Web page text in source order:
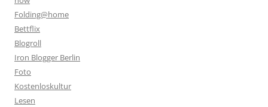
Folding@home
Bettflix
Blogroll
Iron Blogger Berlin
Foto
Kostenloskultur
Lesen